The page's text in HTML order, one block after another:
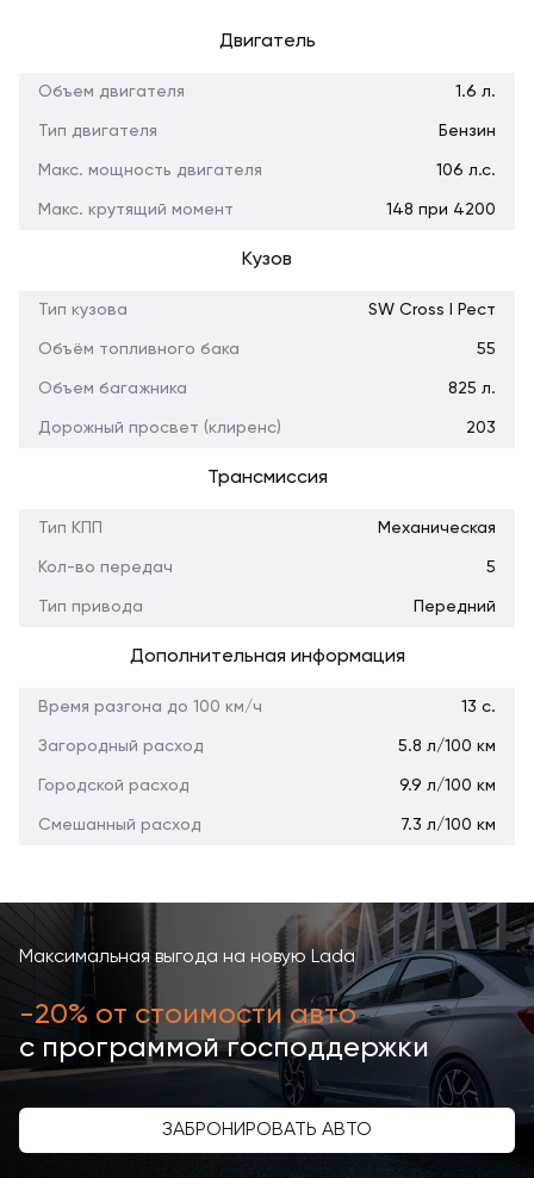
Двигатель
Объем двигателя 1.6 л.
Тип двигателя Бензин
Макс. мощность двигателя 106 л.с.
Макс. крутящий момент 148 при 4200
Кузов
Тип кузова SW Cross I Рест
Объём топливного бака 55
Объем багажника 825 л.
Дорожный просвет (клиренс) 203
Трансмиссия
Тип КПП Механическая
Кол-во передач 5
Тип привода Передний
Дополнительная информация
Время разгона до 100 км/ч 13 с.
Загородный расход 5.8 л/100 км
Городской расход 9.9 л/100 км
Смешанный расход 7.3 л/100 км
Максимальная выгода на новую Lada
-20% от стоимости авто
с программой господдержки
ЗАБРОНИРОВАТЬ АВТО